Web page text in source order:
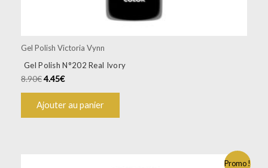
Gel Polish Victoria Vynn
Gel Polish N°202 Real Ivory
8.90€4.45€
Ajouter au panier
Promo !